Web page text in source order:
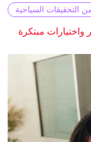
من التحقيقات السياحية
مبتكرة